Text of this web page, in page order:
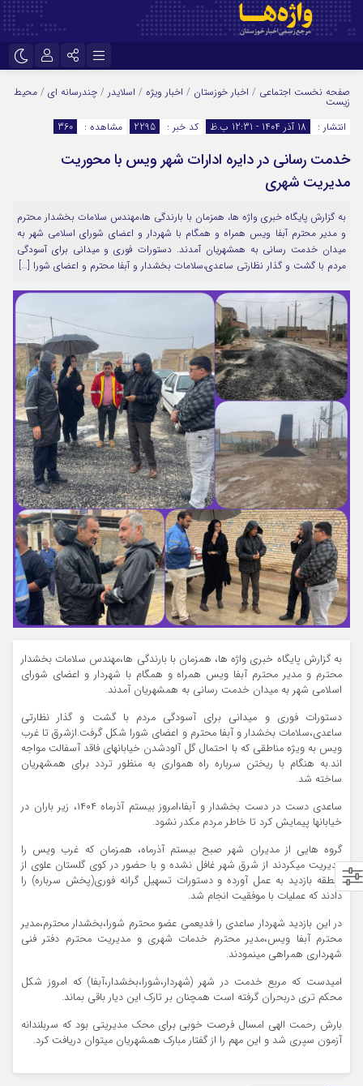
اینستاگرام
تلگرام
سروش
ایتا
اپلیکیشن
مرا به خاطر بسپار
صفحه نخست اجتماعی / اخبار خوزستان / اخبار ویژه / اسلایدر / چندرسانه ای / محیط
زیست
انتشار :
18 آذر 1404 - 12:31 ب.ظ کد خبر : 2295 مشاهده : 360
خدمت رسانی در دایره ادارات شهر ویس با محوریت
مدیریت شهری
به گزارش پایگاه خبری واژه ها، همزمان با بارندگی ها،مهندس سلامات بخشدار محترم
و مدیر محترم آبفا ویس همراه و همگام با شهردار و اعضای شورای اسلامی شهر به
میدان خدمت رسانی به همشهریان آمدند. دستورات فوری و میدانی برای آسودگی
مردم با گشت و گذار نظارتی ساعدی،سلامات بخشدار و آبفا محترم و اعضای شورا […]
به گزارش پایگاه خبری واژه ها، همزمان با بارندگی ها،مهندس سلامات بخشدار
محترم و مدیر محترم آبفا ویس همراه و همگام با شهردار و اعضای شورای
اسلامی شهر به میدان خدمت رسانی به همشهریان آمدند.
دستورات فوری و میدانی برای آسودگی مردم با گشت و گذار نظارتی
ساعدی،سلامات بخشدار و آبفا محترم و اعضای شورا شکل گرفت.ازشرق تا غرب
ویس به ویژه مناطقی که با احتمال گل آلودشدن خیابانهای فاقد آسفالت مواجه
اند.به هنگام با ریختن سرباره راه همواری به منظور تردد برای همشهریان
ساخته شد.
ساعدی دست در دست بخشدار و آبفا،امروز بیستم آذرماه ۱۴۰۴، زیر باران در
خیابانها پیمایش کرد تا خاطر مردم مکدر نشود.
گروه هایی از مدیران شهر صبح بیستم آذرماه، همزمان که غرب ویس را
مدیریت میکردند از شرق شهر غافل نشده و با حضور در کوی گلستان علوی از
منطقه بازدید به عمل آورده و دستورات تسهیل گرانه فوری(پخش سرباره) را
دادند که عملیات با موفقیت انجام شد.
در این بازدید شهردار ساعدی را فدیعمی عضو محترم شورا،بخشدار محترم،مدیر
محترم آبفا ویس،مدیر محترم خدمات شهری و مدیریت محترم دفتر فنی
شهرداری همراهی مینمودند.
امیدست که مربع خدمت در شهر (شهردار،شورا،بخشدار،آبفا) که امروز شکل
محکم تری دربحران گرفته است همچنان بر تارک این دیار باقی بماند.
بارش رحمت الهی امسال فرصت خوبی برای محک مدیریتی بود که سربلندانه
آزمون سپری شد و این مهم را از گفتار مبارک همشهریان میتوان دریافت کرد.